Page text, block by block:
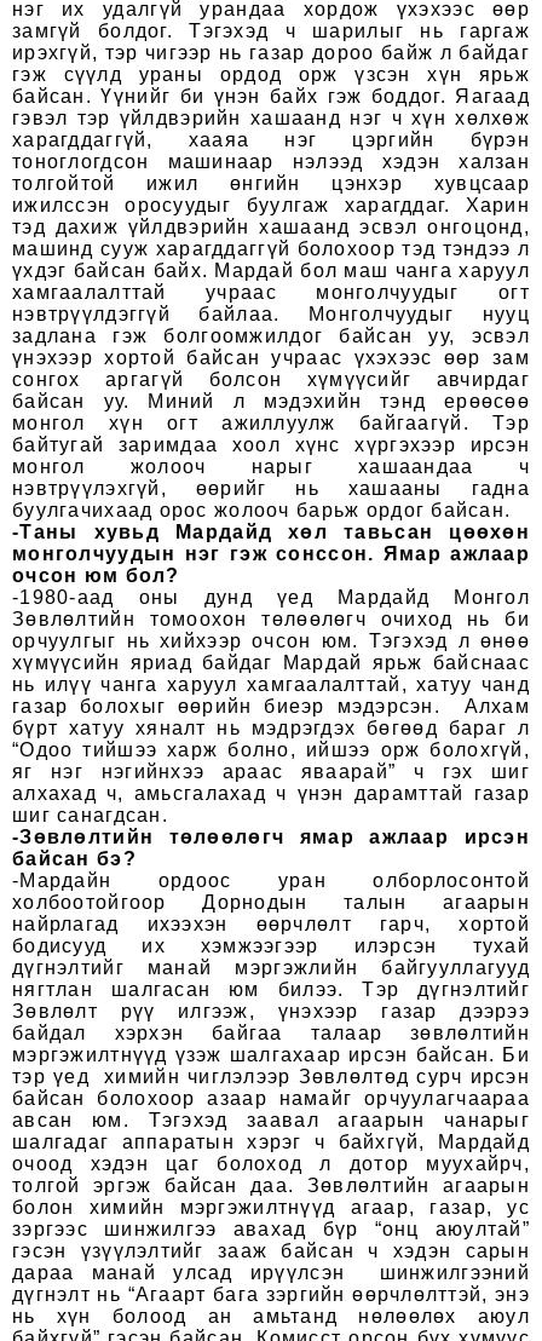
нэг их удалгүй урандаа хордож үхэхээс өөр
замгүй болдог. Тэгэхэд ч шарилыг нь гаргаж
ирэхгүй, тэр чигээр нь газар дороо байж л байдаг
гэж сүүлд ураны ордод орж үзсэн хүн ярьж
байсан. Үүнийг би үнэн байх гэж боддог. Яагаад
гэвэл тэр үйлдвэрийн хашаанд нэг ч хүн хөлхөж
харагддаггүй, хааяа нэг цэргийн бүрэн
тоноглогдсон машинаар нэлээд хэдэн халзан
толгойтой ижил өнгийн цэнхэр хувцсаар
ижилссэн оросуудыг буулгаж харагддаг. Харин
тэд дахиж үйлдвэрийн хашаанд эсвэл онгоцонд,
машинд сууж харагддаггүй болохоор тэд тэндээ л
үхдэг байсан байх. Мардай бол маш чанга харуул
хамгаалалттай учраас монголчуудыг огт
нэвтрүүлдэггүй байлаа. Монголчуудыг нууц
задлана гэж болгоомжилдог байсан уу, эсвэл
үнэхээр хортой байсан учраас үхэхээс өөр зам
сонгох аргагүй болсон хүмүүсийг авчирдаг
байсан уу. Миний л мэдэхийн тэнд ерөөсөө
монгол хүн огт ажиллуулж байгаагүй. Тэр
байтугай заримдаа хоол хүнс хүргэхээр ирсэн
монгол жолооч нарыг хашаандаа ч
нэвтрүүлэхгүй, өөрийг нь хашааны гадна
буулгачихаад орос жолооч барьж ордог байсан.
-Таны хувьд Мардайд хөл тавьсан цөөхөн
монголчуудын нэг гэж сонссон. Ямар ажлаар
очсон юм бол?
-1980-аад оны дунд үед Мардайд Монгол
Зөвлөлтийн томоохон төлөөлөгч очиход нь би
орчуулгыг нь хийхээр очсон юм. Тэгэхэд л өнөө
хүмүүсийн яриад байдаг Мардай ярьж байснаас
нь илүү чанга харуул хамгаалалттай, хатуу чанд
газар болохыг өөрийн биеэр мэдэрсэн. Алхам
бүрт хатуу хяналт нь мэдрэгдэх бөгөөд бараг л
“Одоо тийшээ харж болно, ийшээ орж болохгүй,
яг нэг нэгийнхээ араас яваарай” ч гэх шиг
алхахад ч, амьсгалахад ч үнэн дарамттай газар
шиг санагдсан.
-Зөвлөлтийн төлөөлөгч ямар ажлаар ирсэн
байсан бэ?
-Мардайн ордоос уран олборлосонтой
холбоотойгоор Дорнодын талын агаарын
найрлагад ихээхэн өөрчлөлт гарч, хортой
бодисууд их хэмжээгээр илэрсэн тухай
дүгнэлтийг манай мэргэжлийн байгууллагууд
нягтлан шалгасан юм билээ. Тэр дүгнэлтийг
Зөвлөлт рүү илгээж, үнэхээр газар дээрээ
байдал хэрхэн байгаа талаар зөвлөлтийн
мэргэжилтнүүд үзэж шалгахаар ирсэн байсан. Би
тэр үед химийн чиглэлээр Зөвлөлтөд сурч ирсэн
байсан болохоор азаар намайг орчуулагчаараа
авсан юм. Тэгэхэд заавал агаарын чанарыг
шалгадаг аппаратын хэрэг ч байхгүй, Мардайд
очоод хэдэн цаг болоход л дотор муухайрч,
толгой эргэж байсан даа. Зөвлөлтийн агаарын
болон химийн мэргэжилтнүүд агаар, газар, ус
зэргээс шинжилгээ авахад бүр “онц аюултай”
гэсэн үзүүлэлтийг зааж байсан ч хэдэн сарын
дараа манай улсад ирүүлсэн шинжилгээний
дүгнэлт нь “Агаарт бага зэргийн өөрчлөлттэй, энэ
нь хүн болоод ан амьтанд нөлөөлөх аюул